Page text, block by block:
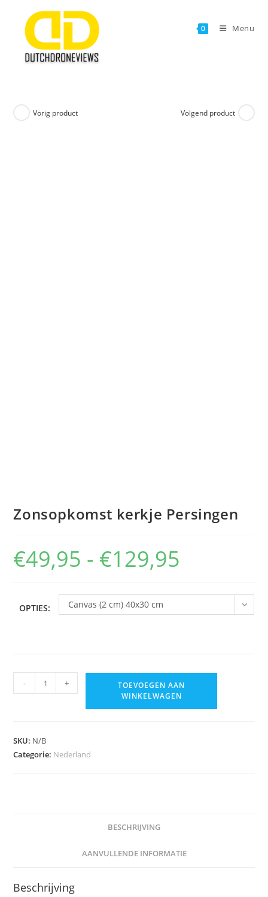
inhoud
0 Menu
Vorig product Volgend product
Zonsopkomst kerkje Persingen
€49,95 - €129,95
OPTIES: Canvas (2 cm) 40x30 cm
Zonsopkomst
kerkje
- +
TOEVOEGEN AAN
WINKELWAGEN
SKU: N/B
Categorie: Nederland
BESCHRIJVING
AANVULLENDE INFORMATIE
Beschrijving